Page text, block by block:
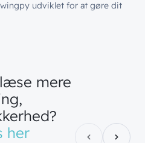
udviklet for at gøre dit
læse mere
her